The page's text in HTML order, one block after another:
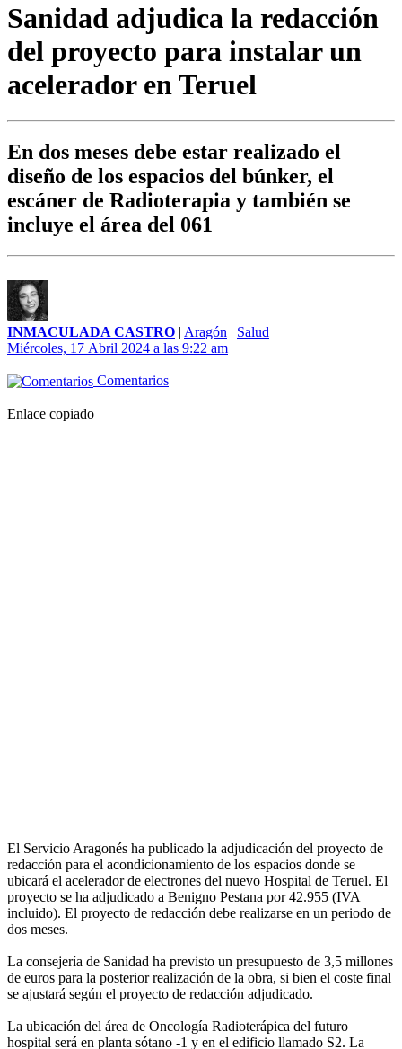
Sanidad adjudica la redacción
del proyecto para instalar un
acelerador en Teruel
En dos meses debe estar realizado el
diseño de los espacios del búnker, el
escáner de Radioterapia y también se
incluye el área del 061
INMACULADA CASTRO | Aragón | Salud
Miércoles, 17 Abril 2024 a las 9:22 am
Comentarios
Enlace copiado
El Servicio Aragonés ha publicado la adjudicación del proyecto de
redacción para el acondicionamiento de los espacios donde se
ubicará el acelerador de electrones del nuevo Hospital de Teruel. El
proyecto se ha adjudicado a Benigno Pestana por 42.955 (IVA
incluido). El proyecto de redacción debe realizarse en un periodo de
dos meses.
La consejería de Sanidad ha previsto un presupuesto de 3,5 millones
de euros para la posterior realización de la obra, si bien el coste final
se ajustará según el proyecto de redacción adjudicado.
La ubicación del área de Oncología Radioterápica del futuro
hospital será en planta sótano -1 y en el edificio llamado S2. La